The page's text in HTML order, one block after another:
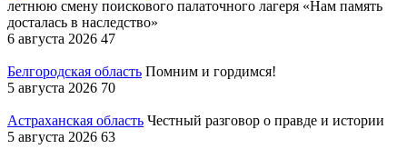
летнюю смену поискового палаточного лагеря «Нам память
досталась в наследство»
6 августа 2026 47
Белгородская область Помним и гордимся!
5 августа 2026 70
Астраханская область Честный разговор о правде и истории
5 августа 2026 63